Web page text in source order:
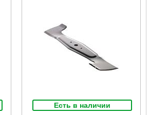
Есть в наличии